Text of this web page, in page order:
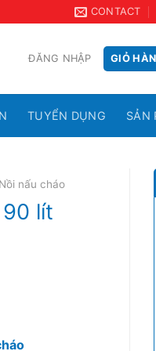
CONTACT
ĐĂNG NHẬP GIỎ
TUYỂN DỤNG SẢN
Nồi nấu cháo
lít